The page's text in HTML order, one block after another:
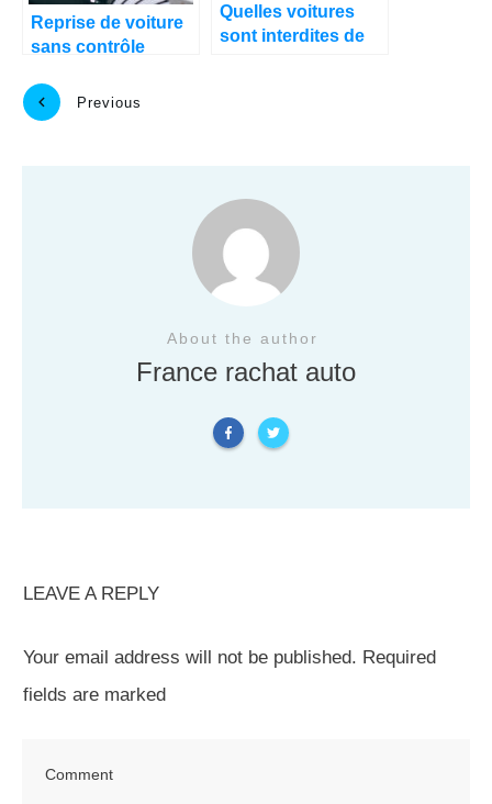
Reprise de voiture
sans contrôle
vraiment possible ?
Quelles voitures
sont interdites de
Previous
About the author
France rachat auto
LEAVE A REPLY
Your email address will not be published. Required
fields are marked